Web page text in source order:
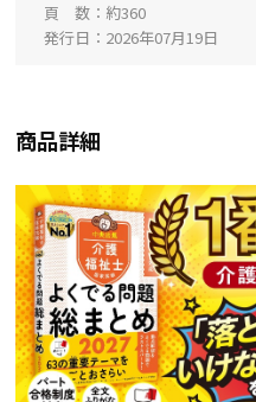
頁 数
約360
発行日
2026年07月19日
商品詳細